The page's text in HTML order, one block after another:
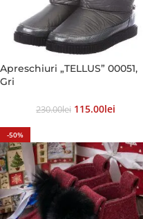
Apreschiuri „TELLUS” 00051,
Gri
230.00Lei 115.00Lei
-50%